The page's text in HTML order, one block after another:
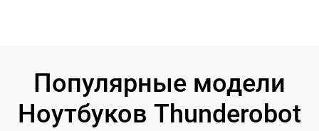
Популярные модели
Ноутбуков Thunderobot